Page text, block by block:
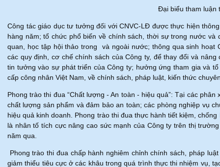
Đại biểu tham luận
Công tác giáo dục tư tưởng đối với CNVC-LĐ được thực hiện
hàng năm; tổ chức phổ biến về chính sách, thời sự trong nước
quan, học tập hội thảo trong và ngoài nước; thông qua sinh
các quy định, cơ chế chính sách của Công ty, để thay đổi và
tin tưởng vào sự phát triển của Công ty; hưởng ứng tham gia và
cấp công nhân Việt Nam, về chính sách, pháp luật, kiến thức
Phong trào thi đua “Chất lượng - An toàn - hiệu quả”: Tại các
chất lượng sản phẩm và đảm bảo an toàn; các phòng nghiệp vụ
hiệu quả kinh doanh. Phong trào thi đua thực hành tiết kiệm,
là nhân tố tích cực nâng cao sức mạnh của Công ty trên thị
năm qua.
Phong trào thi đua chấp hành nghiêm chỉnh chính sách, pháp
giảm thiểu tiêu cực ở các khâu trong quá trình thực thi nhiệm vụ,